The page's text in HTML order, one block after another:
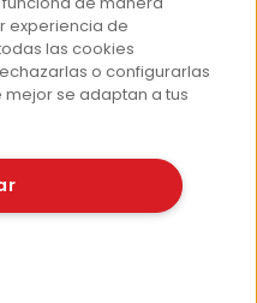
Consumer
experiencia de
las cookies
o configurarlas
se adaptan a tus